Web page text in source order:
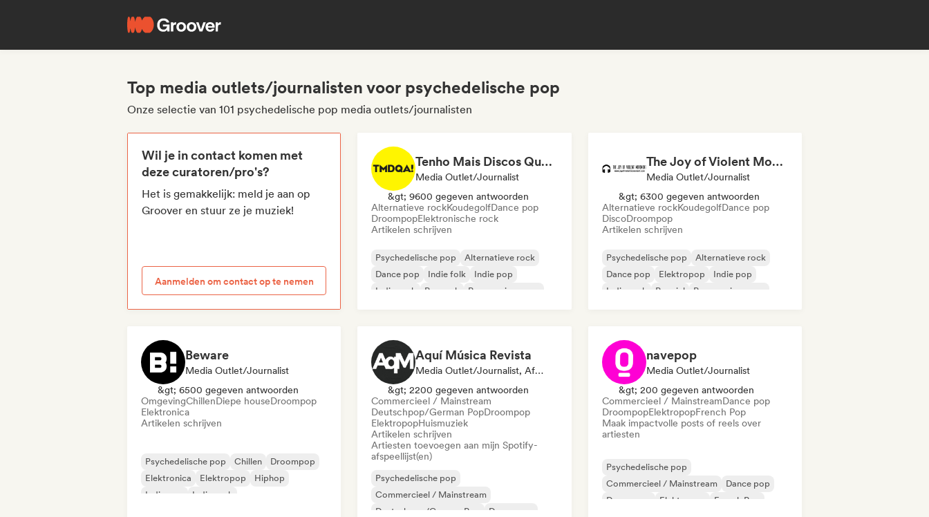
Top media outlets/journalisten voor psychedelische pop
Onze selectie van 101 psychedelische pop media outlets/journalisten
Wil je in contact komen met
deze curatoren/pro's?
Het is gemakkelijk: meld je aan op
Groover en stuur ze je muziek!
Aanmelden om contact op te nemen
Tenho Mais Discos Que Amigos!
Media Outlet/Journalist
&gt; 9600 gegeven antwoorden
Alternatieve rockKoudegolfDance pop
DroompopElektronische rock
Artikelen schrijven
Psychedelische pop
Alternatieve rock
Dance pop
Indie folk
Indie pop
Indie rock
Poprock Progressieve pop
The Joy of Violent Movement
Media Outlet/Journalist
&gt; 6300 gegeven antwoorden
Alternatieve rockKoudegolfDance pop
DiscoDroompop
Artikelen schrijven
Psychedelische pop
Alternatieve rock
Dance pop
Elektropop
Indie pop
Indie rock
Popziel Progressieve pop
Beware
Media Outlet/Journalist
&gt; 6500 gegeven antwoorden
OmgevingChillenDiepe houseDroompop
Elektronica
Artikelen schrijven
Psychedelische pop Chillen
Droompop
Elektronica
Elektropop
Hiphop
Indie pop
Indie rock
Aquí Música Revista
Media Outlet/Journalist, Afspeellijst Curator
&gt; 2200 gegeven antwoorden
Commercieel / Mainstream
Deutschpop/German PopDroompop
ElektropopHuismuziek
Artikelen schrijven
Artiesten toevoegen aan mijn Spotify-
afspeellijst(en)
Psychedelische pop
Commercieel / Mainstream
Deutschpop/German Pop
Droompop
navepop
Media Outlet/Journalist
&gt; 200 gegeven antwoorden
Commercieel / MainstreamDance pop
DroompopElektropopFrench Pop
Maak impactvolle posts of reels over
artiesten
Psychedelische pop
Commercieel / Mainstream
Dance pop
Droompop
Elektropop
French Pop